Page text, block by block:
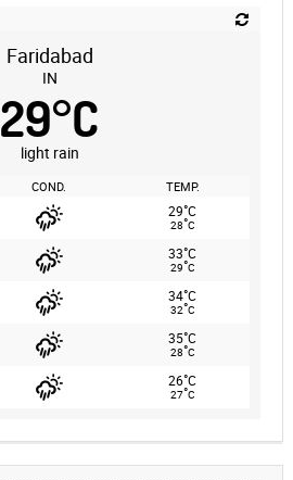
Faridabad
IN
29°C
light rain
COND. TEMP.
29°C
28°C
33°C
29°C
34°C
32°C
35°C
28°C
26°C
27°C